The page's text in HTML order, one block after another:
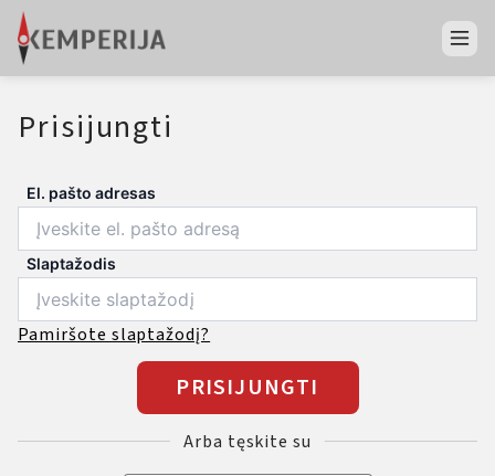
Prisijungti
El. pašto adresas
Slaptažodis
Pamiršote slaptažodį?
PRISIJUNGTI
Arba tęskite su